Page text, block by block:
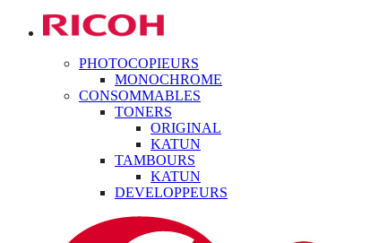
PHOTOCOPIEURS
MONOCHROME
CONSOMMABLES
TONERS
ORIGINAL
KATUN
TAMBOURS
KATUN
DEVELOPPEURS